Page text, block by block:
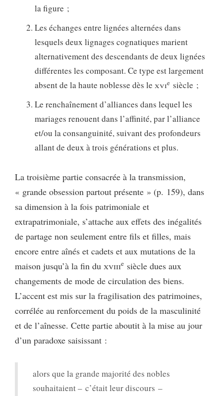
la figure ;
Les échanges entre lignées alternées dans
lesquels deux lignages cognatiques marient
alternativement des descendants de deux lignées
différentes les composant. Ce type est largement
absent de la haute noblesse dès le xvie siècle ;
Le renchaînement d’alliances dans lequel les
mariages renouent dans l’affinité, par l’alliance
et/ou la consanguinité, suivant des profondeurs
allant de deux à trois générations et plus.
La troisième partie consacrée à la transmission,
« grande obsession partout présente » (p. 159), dans
sa dimension à la fois patrimoniale et
extrapatrimoniale, s’attache aux effets des inégalités
de partage non seulement entre fils et filles, mais
encore entre aînés et cadets et aux mutations de la
maison jusqu’à la fin du xviiie siècle dues aux
changements de mode de circulation des biens.
L’accent est mis sur la fragilisation des patrimoines,
corrélée au renforcement du poids de la masculinité
et de l’aînesse. Cette partie aboutit à la mise au jour
d’un paradoxe saisissant :
alors que la grande majorité des nobles
souhaitaient – c’était leur discours –